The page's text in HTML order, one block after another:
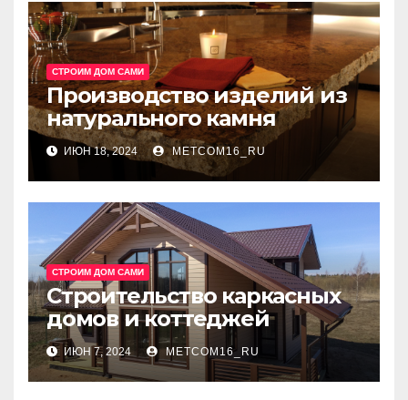
СТРОИМ ДОМ САМИ
Производство изделий из
натурального камня
ИЮН 18, 2024 METCOM16_RU
СТРОИМ ДОМ САМИ
Строительство каркасных
домов и коттеджей
ИЮН 7, 2024 METCOM16_RU